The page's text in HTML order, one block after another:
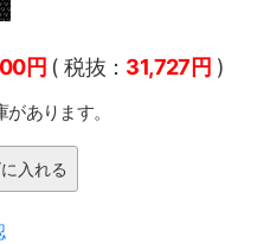
円 ( 税抜： 31,727円 )
があります。